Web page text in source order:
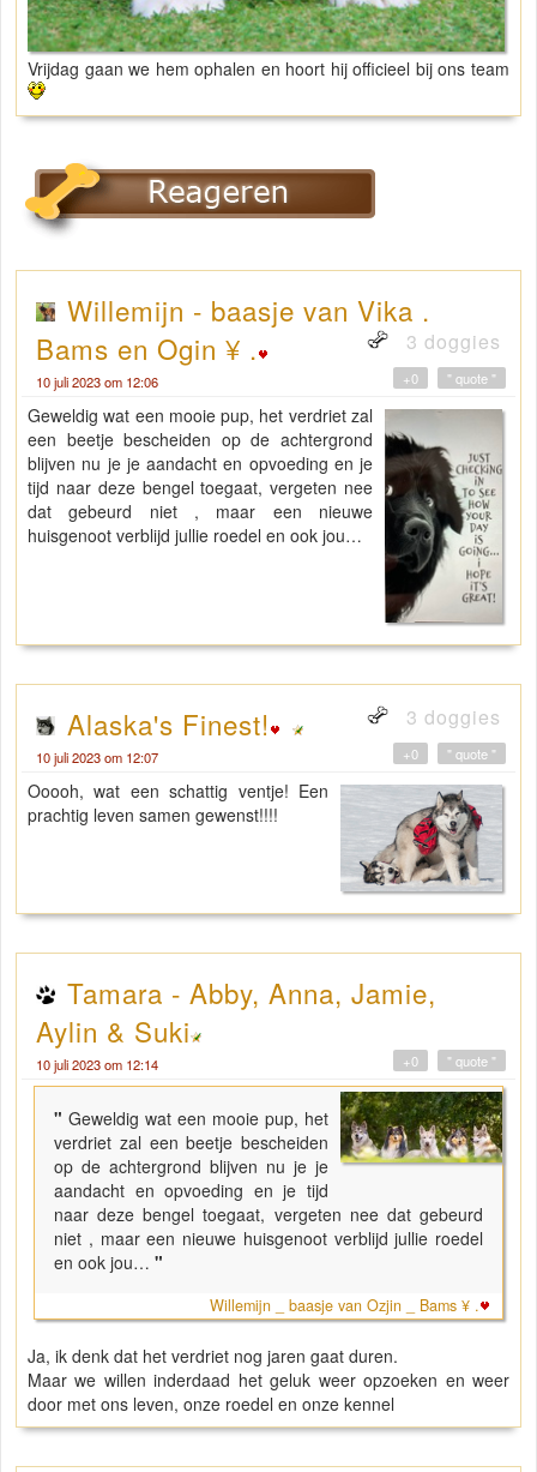
Vrijdag gaan we hem ophalen en hoort hij officieel bij ons team
Willemijn - baasje van Vika .
Bams en Ogin ¥ .
3 doggies
10 juli 2023 om 12:06 " quote "
+0
Geweldig wat een mooie pup, het verdriet zal
een beetje bescheiden op de achtergrond
blijven nu je je aandacht en opvoeding en je
tijd naar deze bengel toegaat, vergeten nee
dat gebeurd niet , maar een nieuwe
huisgenoot verblijd jullie roedel en ook jou…
Alaska's Finest! 3 doggies
10 juli 2023 om 12:07 " quote "
+0
Ooooh, wat een schattig ventje! Een
prachtig leven samen gewenst!!!!
Tamara - Abby, Anna, Jamie,
Aylin & Suki
10 juli 2023 om 12:14 " quote "
+0
"Geweldig wat een mooie pup, het
verdriet zal een beetje bescheiden
op de achtergrond blijven nu je je
aandacht en opvoeding en je tijd
naar deze bengel toegaat, vergeten nee dat gebeurd
niet , maar een nieuwe huisgenoot verblijd jullie roedel
en ook jou… "
Willemijn _ baasje van Ozjin _ Bams ¥ .
Ja, ik denk dat het verdriet nog jaren gaat duren.
Maar we willen inderdaad het geluk weer opzoeken en weer
door met ons leven, onze roedel en onze kennel